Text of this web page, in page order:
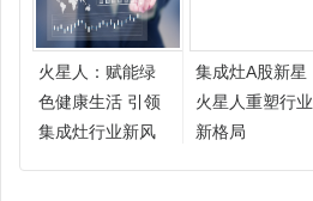
火星人：赋能绿
色健康生活 引领
集成灶行业新风
集成灶A股新星
火星人重塑行业
新格局